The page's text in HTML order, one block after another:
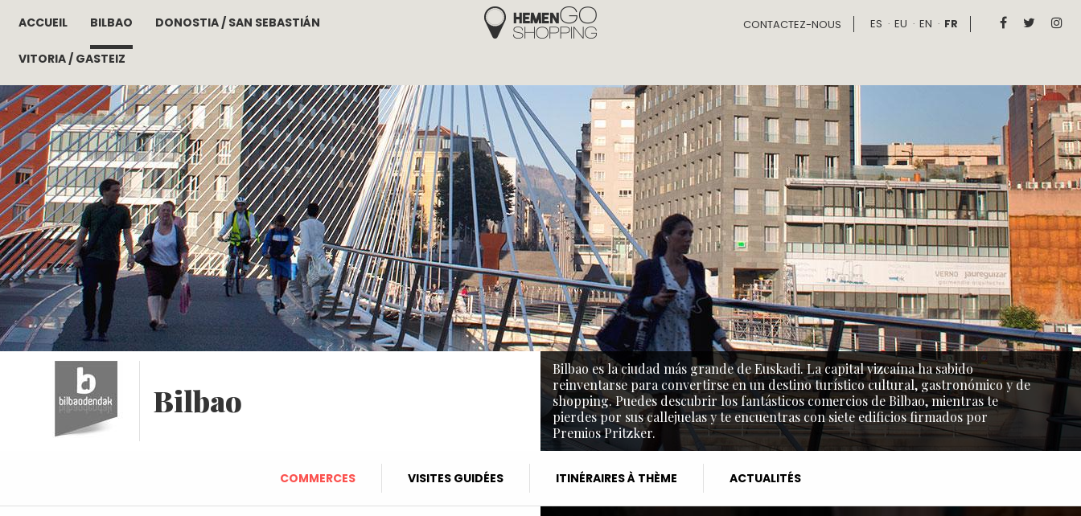
Aller au contenu principal
ACCUEIL BILBAO DONOSTIA / SAN SEBASTIÁN
VITORIA / GASTEIZ
Hemengo Shopping
CONTACTEZ-NOUS ES EU EN FR   
Bilbao
Bilbao es la ciudad más grande de Euskadi. La capital vizcaína ha sabido
reinventarse para convertirse en un destino turístico cultural, gastronómico y de
shopping. Puedes descubrir los fantásticos comercios de Bilbao, mientras te
pierdes por sus callejuelas y te encuentras con siete edificios firmados por
Premios Pritzker.
COMMERCES VISITES GUIDÉES ITINÉRAIRES À THÈME ACTUALITÉS